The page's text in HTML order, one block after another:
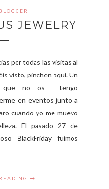
JEWELRY
por todas las visitas al
visto, pinchen aquí. Un
que no os tengo
en eventos junto a
cuando yo me muevo
El pasado 27 de
BlackFriday fuimos